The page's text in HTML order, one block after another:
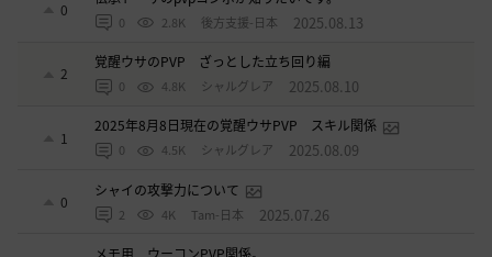
0
0 2.8K 後方支援-日本 2025.08.13
2
覚醒ウサのPVP ざっとした立ち回り編
0 4.8K シャルグレア 2025.08.10
1
2025年8月8日現在の覚醒ウサPVP スキル関係
0 4.5K シャルグレア 2025.08.09
0
シャイの攻撃力について
2 4K Tam-日本 2025.07.26